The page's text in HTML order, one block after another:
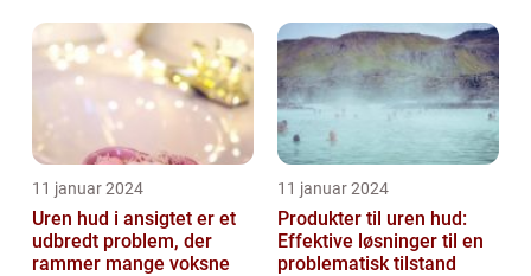
11 januar 2024
Uren hud i ansigtet er et
udbredt problem, der
rammer mange voksne
11 januar 2024
Produkter til uren hud:
Effektive løsninger til en
problematisk tilstand